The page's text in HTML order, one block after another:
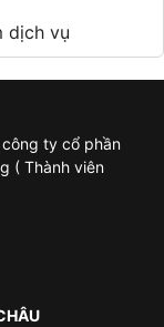
dịch vụ
ty cổ phần
( Thành viên